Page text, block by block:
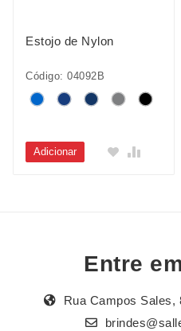
Estojo de Nylon
Código: 04092B
Adicionar
Entre
Rua Campos Sales,